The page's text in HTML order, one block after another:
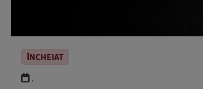
ÎNCHEIAT
.